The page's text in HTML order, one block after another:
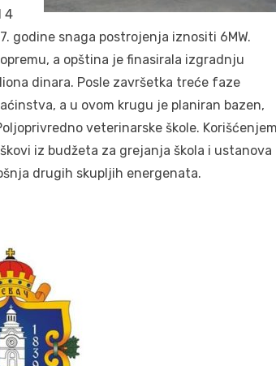
4
godine snaga postrojenja iznositi 6MW.
a opština je finasirala izgradnju
dinara. Posle završetka treće faze
a u ovom krugu je planiran bazen,
veterinarske škole. Korišćenjem
iz budžeta za grejanja škola i ustanova
drugih skupljih energenata.